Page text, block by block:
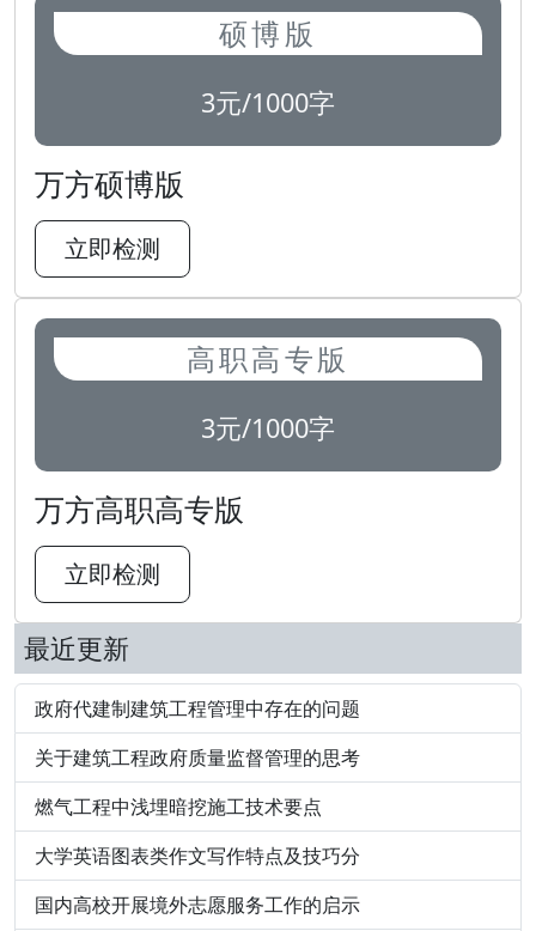
硕博版
3元/1000字
万方硕博版
立即检测
高职高专版
3元/1000字
万方高职高专版
立即检测
最近更新
政府代建制建筑工程管理中存在的问题
关于建筑工程政府质量监督管理的思考
燃气工程中浅埋暗挖施工技术要点
大学英语图表类作文写作特点及技巧分
国内高校开展境外志愿服务工作的启示